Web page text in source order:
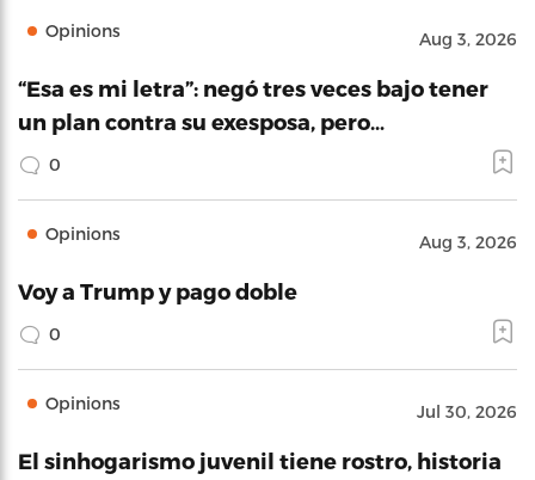
Opinions Aug 3, 2026
“Esa es mi letra”: negó tres veces bajo tener
un plan contra su exesposa, pero…
0
Opinions Aug 3, 2026
Voy a Trump y pago doble
0
Opinions Jul 30, 2026
El sinhogarismo juvenil tiene rostro, historia